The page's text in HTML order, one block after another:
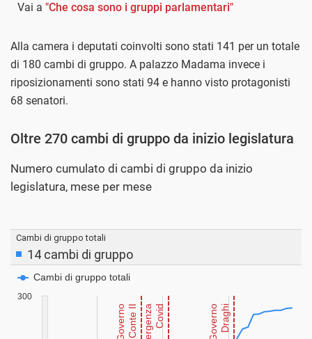
Vai a "Che cosa sono i gruppi parlamentari"
Alla camera i deputati coinvolti sono stati 141 per un totale
di 180 cambi di gruppo. A palazzo Madama invece i
riposizionamenti sono stati 94 e hanno visto protagonisti
68 senatori.
Oltre 270 cambi di gruppo da inizio legislatura
Numero cumulato di cambi di gruppo da inizio
legislatura, mese per mese